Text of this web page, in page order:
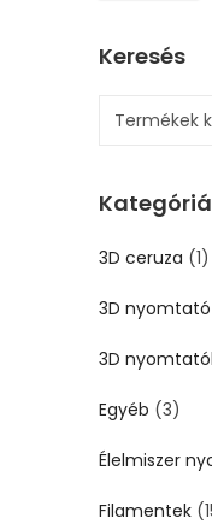
Keresés
3D ceruza (1)
3D
3D
Egyéb (3)
Élelmiszer
Filamentek